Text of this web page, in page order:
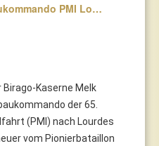
PMI Lo…
Birago-Kaserne Melk
der 65.
(PMI) nach Lourdes
vom Pionierbataillon